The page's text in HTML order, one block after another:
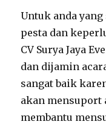
Untuk anda
pesta dan
CV Surya Jaya
dan dijamin
sangat baik
akan mensuport
membantu